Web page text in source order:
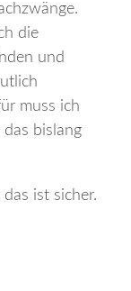
die
und
muss ich
das bislang
ist sicher.